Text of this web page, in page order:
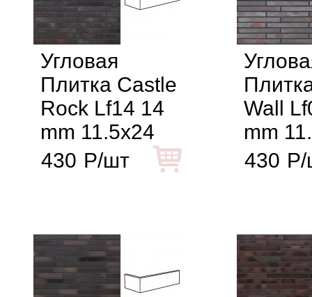
Угловая
Плитка Castle
Rock Lf14 14
mm 11.5x24
430 Р/шт
Wall
mm
430 Р/